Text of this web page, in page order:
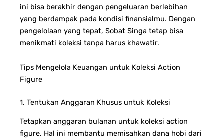
ini bisa berakhir dengan pengeluaran berlebihan
yang berdampak pada kondisi finansialmu. Dengan
pengelolaan yang tepat, Sobat Singa tetap bisa
menikmati koleksi tanpa harus khawatir.
Tips Mengelola Keuangan untuk Koleksi Action
Figure
1. Tentukan Anggaran Khusus untuk Koleksi
Tetapkan anggaran bulanan untuk koleksi action
figure. Hal ini membantu memisahkan dana hobi dari